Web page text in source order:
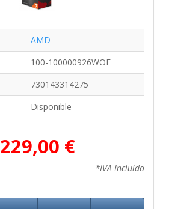
AMD
100-100000926WOF
730143314275
Disponible
229,00 €
*IVA Incluido